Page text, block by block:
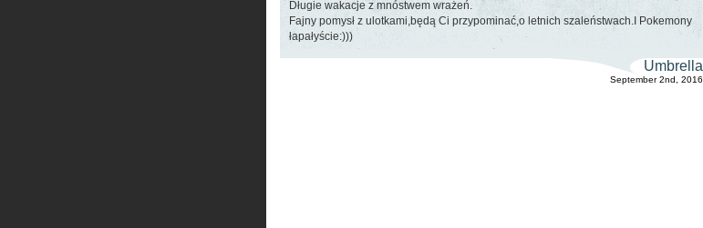
Długie wakacje z mnóstwem wrażeń.
Fajny pomysł z ulotkami,będą Ci przypominać,o letnich szaleństwach.I Pokemony
łapałyście:)))
Umbrella
September 2nd, 2016